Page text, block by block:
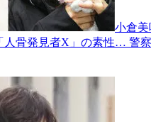
小倉
人骨発見者X」の素性… 警